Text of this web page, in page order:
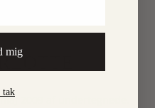
2009 af undertegnede,
mig
tak